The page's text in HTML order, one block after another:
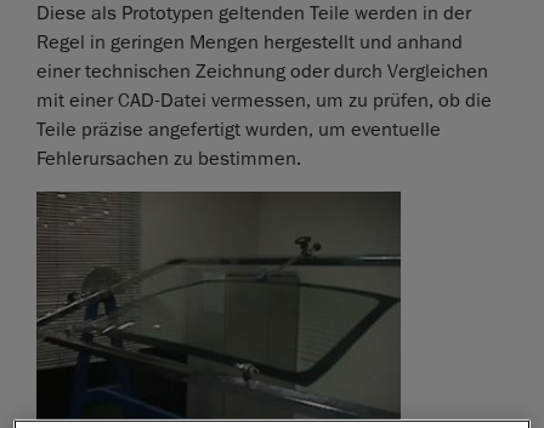
Diese als Prototypen geltenden Teile werden in der
Regel in geringen Mengen hergestellt und anhand
einer technischen Zeichnung oder durch Vergleichen
mit einer CAD-Datei vermessen, um zu prüfen, ob die
Teile präzise angefertigt wurden, um eventuelle
Fehlerursachen zu bestimmen.